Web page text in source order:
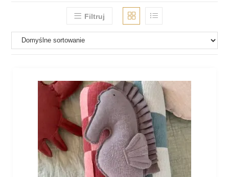
Filtruj